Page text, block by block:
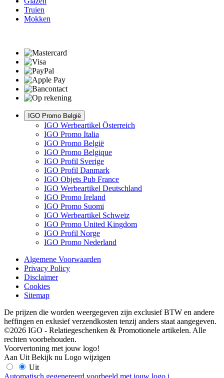
Truien
Mokken
IGO Promo België
IGO Werbeartikel Österreich
IGO Promo Italia
IGO Promo België
IGO Promo Belgique
IGO Profil Sverige
IGO Profil Danmark
IGO Objets Pub France
IGO Werbeartikel Deutschland
IGO Promo Ireland
IGO Promo Suomi
IGO Werbeartikel Schweiz
IGO Promo United Kingdom
IGO Profil Norge
IGO Promo Nederland
Algemene Voorwaarden
Privacy Policy
Disclaimer
Cookies
Sitemap
De prijzen die worden weergegeven zijn exclusief BTW en andere
heffingen en exlusief verzendkosten tenzij anders staat aangegeven.
©2026 IGO - Relatiegeschenken & Promotionele artikelen. Alle
rechten voorbehouden.
Voorvertoning met jouw logo!
Aan Uit Bekijk nu Logo wijzigen
Uit